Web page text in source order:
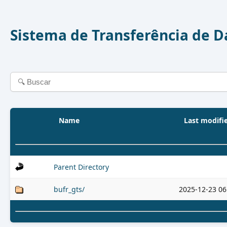
Sistema de Transferência de
Name Last
Parent Directory
bufr_gts/ 2025-12-23